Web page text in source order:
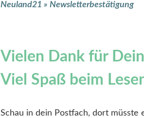
Neuland21 » Newsletterbestätigung
Vielen Dank für
Viel Spaß beim
Schau in dein Postfach, dort müsste